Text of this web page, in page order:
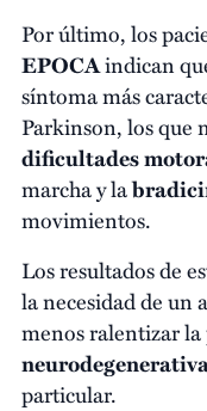
Por último, los
EPOCAindican
síntoma más
Parkinson, los que
dificultades
marcha y la
movimientos.
Los resultados de
la necesidad de un
menos ralentizar
particular.